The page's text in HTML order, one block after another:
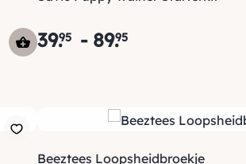
39.95 - 89.95
Beeztees Loopsheidbroekje